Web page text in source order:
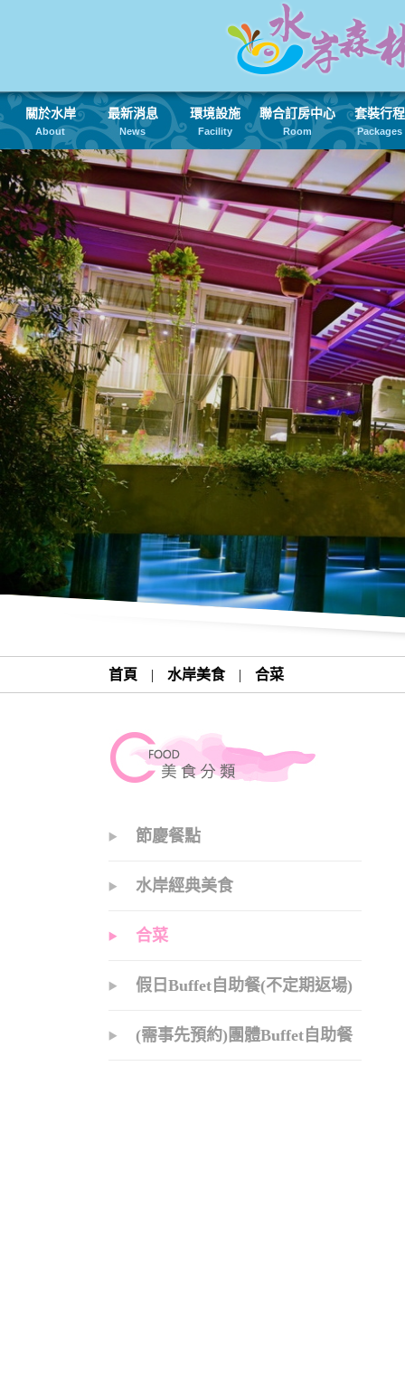
關於水岸
About
最新消息
News
環境設施
Facility
聯合訂房中心
Room
套裝行程
Packages
首頁 | 水岸美食 | 合菜
節慶餐點
水岸經典美食
合菜
假日Buffet自助餐(不定期返場)
(需事先預約)團體Buffet自助餐